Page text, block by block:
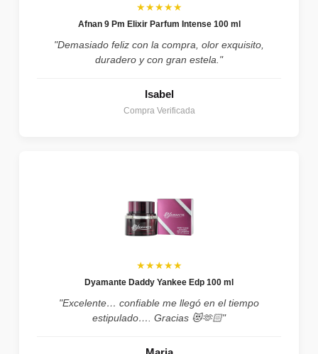
★★★★★
Afnan 9 Pm Elixir Parfum Intense 100 ml
"Demasiado feliz con la compra, olor exquisito,
duradero y con gran estela."
Isabel
Compra Verificada
★★★★★
Dyamante Daddy Yankee Edp 100 ml
"Excelente… confiable me llegó en el tiempo
estipulado…. Gracias 😻🫶🏻"